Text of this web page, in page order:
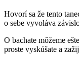
Hovorí sa že tento
o sebe vyvoláva
O bachate môžeme
proste vyskúšate a